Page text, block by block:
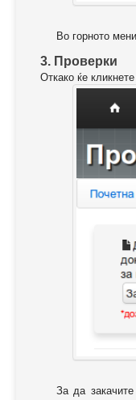
Во горното
3. Проверки
Откако ќе
За да